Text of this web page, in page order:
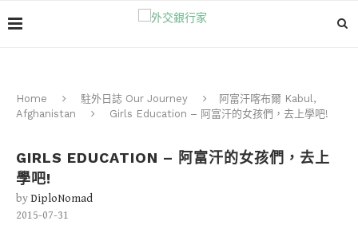
Home 駐外日誌 Our Journey
阿富汗喀布爾 Kabul,
Afghanistan
Girls Education – 阿富汗的女孩們，去上學吧!
GIRLS EDUCATION – 阿富汗的女孩們，去上
學吧!
byDiploNomad
2015-07-31